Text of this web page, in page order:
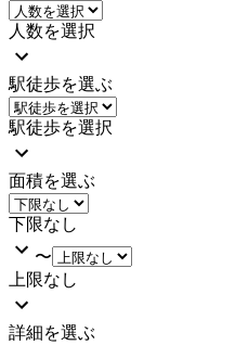
人数を選択
駅徒歩を選ぶ
駅徒歩を選択
面積を選ぶ
下限なし
〜
上限なし
詳細を選ぶ